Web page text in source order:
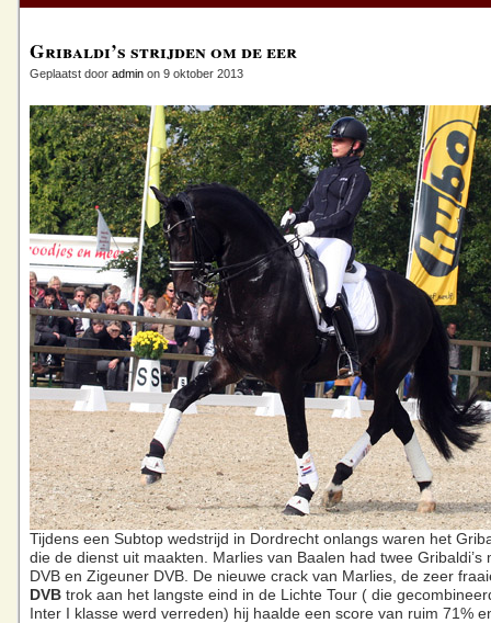
Gribaldi’s strijden om de eer
Geplaatst door admin on 9 oktober 2013
Tijdens een Subtop wedstrijd in Dordrecht onlangs waren het
die de dienst uit maakten. Marlies van Baalen had twee Gribaldi’s
DVB en Zigeuner DVB. De nieuwe crack van Marlies, de zeer
DVB trok aan het langste eind in de Lichte Tour ( die
Inter I klasse werd verreden) hij haalde een score van ruim 71%